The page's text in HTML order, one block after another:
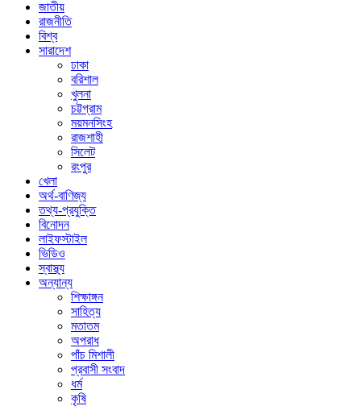
জাতীয়
রাজনীতি
বিশ্ব
সারাদেশ
ঢাকা
বরিশাল
খুলনা
চট্টগ্রাম
ময়মনসিংহ
রাজশাহী
সিলেট
রংপুর
খেলা
অর্থ-বাণিজ্য
তথ্য-প্রযুক্তি
বিনোদন
লাইফস্টাইল
ভিডিও
স্বাস্থ্য
অন্যান্য
শিক্ষাঙ্গন
সাহিত্য
মতাতম
অপরাধ
পাঁচ মিশালী
প্রবাসী সংবাদ
ধর্ম
কৃষি